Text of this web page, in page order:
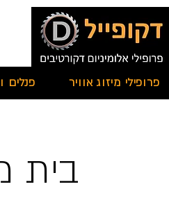
פרופילי מיזוג אוויר פנלים
בית